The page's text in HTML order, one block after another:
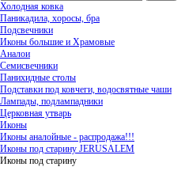
Холодная ковка
Паникадила, хоросы, бра
Подсвечники
Иконы большие и Храмовые
Аналои
Семисвечники
Панихидные столы
Подставки под ковчеги, водосвятные чаши
Лампады, подлампадники
Церковная утварь
Иконы
Иконы аналойные - распродажа!!!
Иконы под старину JERUSALEM
Иконы под старину